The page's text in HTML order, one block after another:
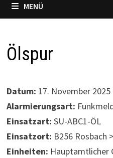
MENÜ
Ölspur
Datum: 17. November
Alarmierungsart:
Einsatzart: SU-ABC1-ÖL
Einsatzort: B256 Rosbach
Einheiten: Hauptamtlicher